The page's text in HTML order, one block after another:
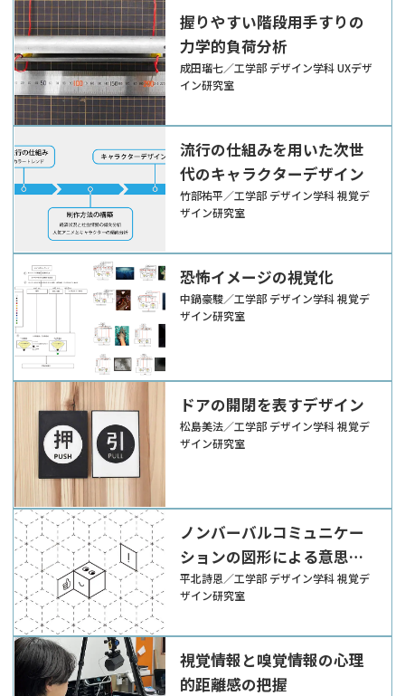
握りやすい階段用手すりの
力学的負荷分析
成田瑠七／工学部 デザイン学科 UXデザ
イン研究室
流行の仕組みを用いた次世
代のキャラクターデザイン
竹部祐平／工学部 デザイン学科 視覚デ
ザイン研究室
恐怖イメージの視覚化
中鍋豪駿／工学部 デザイン学科 視覚デ
ザイン研究室
ドアの開閉を表すデザイン
松島美法／工学部 デザイン学科 視覚デ
ザイン研究室
ノンバーバルコミュニケー
ションの図形による意思疎
通の可能性
平北詩恩／工学部 デザイン学科 視覚デ
ザイン研究室
視覚情報と嗅覚情報の心理
的距離感の把握